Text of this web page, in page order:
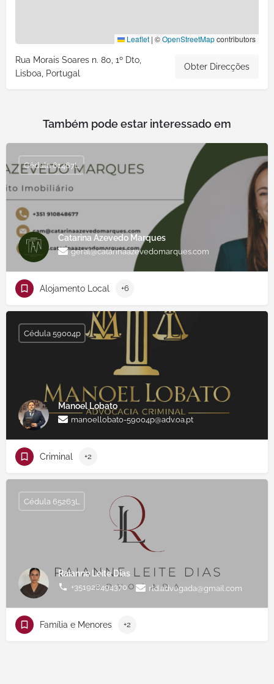
Leaflet | ©OpenStreetMapcontributors
Rua Morais Soares n. 80, 1º Dto,
Lisboa, Portugal
Obter Direcções
Também pode estar interessado em
Catarina Azevedo Marques
geral@catarinaazevedomarques.com
Cédula 61467L
Alojamento Local +6
Manoel Lobato
manoellobato-59004p@adv.oa.pt
Cédula 59004p
Criminal +2
Raianne Leite Dias
+351928494370 rld.advogada@gmail.com
Cédula 65263L
Família e Menores +2